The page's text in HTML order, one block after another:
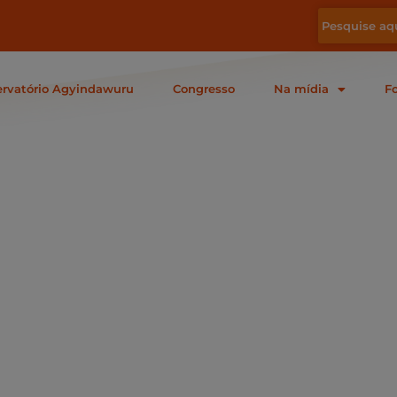
Agyindawuru Congresso Na mídia